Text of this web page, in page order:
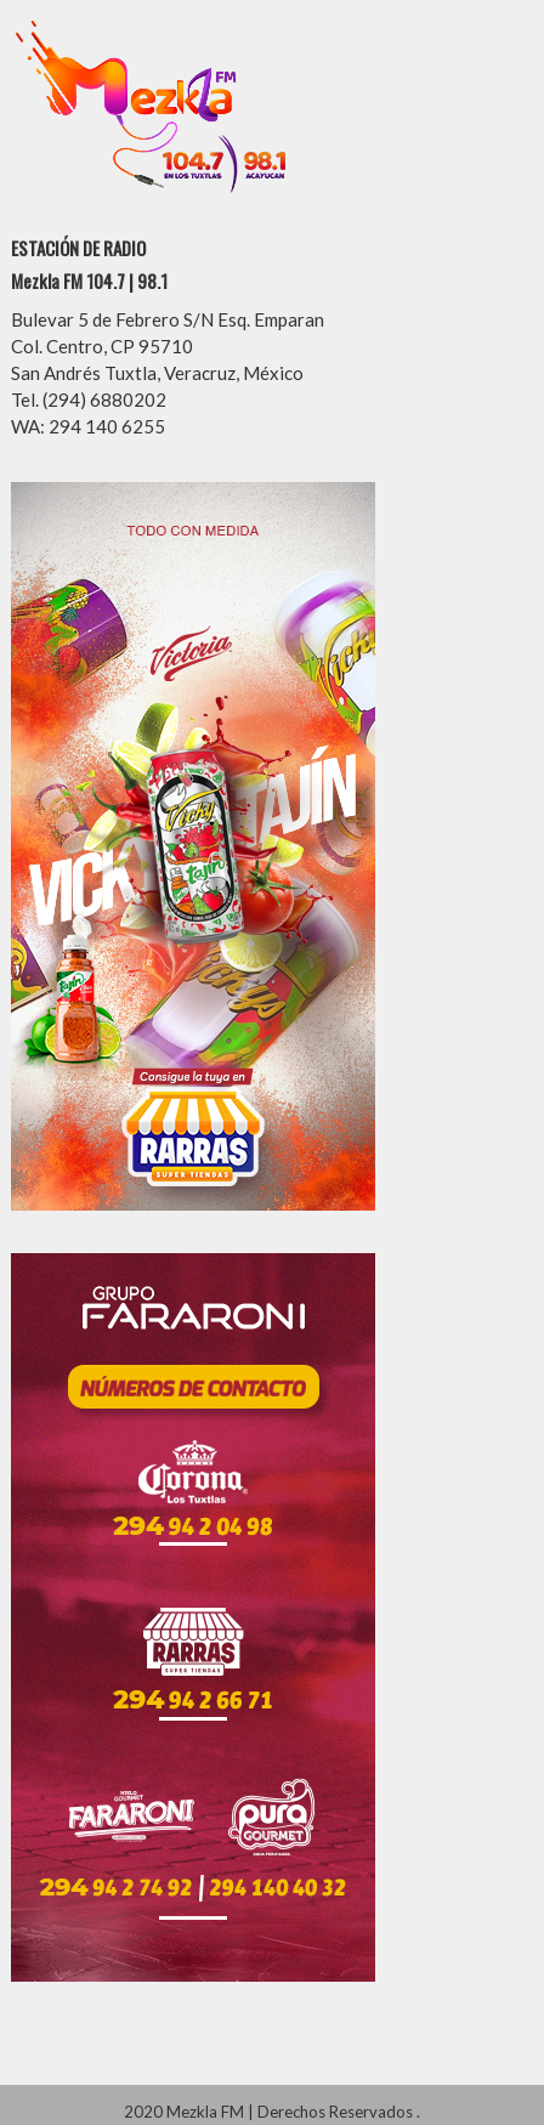
ESTACIÓN DE RADIO
Mezkla FM 104.7 | 98.1
Bulevar 5 de Febrero S/N Esq. Emparan
Col. Centro, CP 95710
San Andrés Tuxtla, Veracruz, México
Tel. (294) 6880202
WA: 294 140 6255
2020 Mezkla FM | Derechos Reservados.